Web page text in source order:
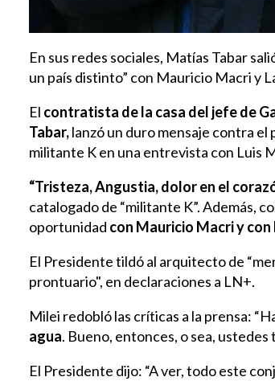
En sus redes sociales, Matías Tabar
un país distinto” con Mauricio Macri y
El contratista de la casa del jefe de
Tabar,lanzó un duro mensaje contra
militante K en una entrevista con Luis
“Tristeza, Angustia, dolor en el
catalogado de “militante K”. Además,
oportunidad con Mauricio Macri y
El Presidente tildó al arquitecto de
prontuario", en declaraciones a LN+.
Milei redobló las críticas a la prensa:
agua. Bueno, entonces, o sea,
El Presidente dijo: “A ver, todo este